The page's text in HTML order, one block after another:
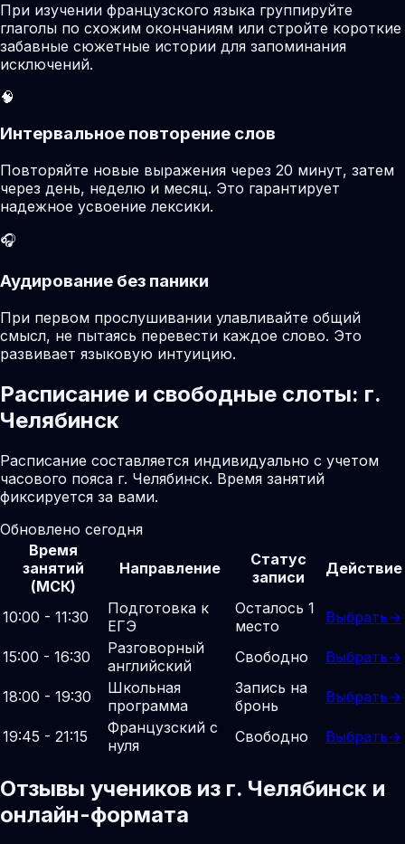
При изучении французского языка группируйте
глаголы по схожим окончаниям или стройте короткие
забавные сюжетные истории для запоминания
исключений.
🧠
Интервальное повторение слов
Повторяйте новые выражения через 20 минут, затем
через день, неделю и месяц. Это гарантирует
надежное усвоение лексики.
🎧
Аудирование без паники
При первом прослушивании улавливайте общий
смысл, не пытаясь перевести каждое слово. Это
развивает языковую интуицию.
Расписание и свободные слоты: г.
Челябинск
Расписание составляется индивидуально с учетом
часового пояса г. Челябинск. Время занятий
фиксируется за вами.
Обновлено сегодня
Время
занятий
(МСК)
Направление
Статус
записи
Действие
10:00 - 11:30
Подготовка к
ЕГЭ
Осталось 1
место
Выбрать→
15:00 - 16:30
Разговорный
английский
Свободно Выбрать→
18:00 - 19:30
Школьная
программа
Запись на
бронь
Выбрать→
19:45 - 21:15
Французский с
нуля
Свободно Выбрать→
Отзывы учеников из г. Челябинск и
онлайн-формата